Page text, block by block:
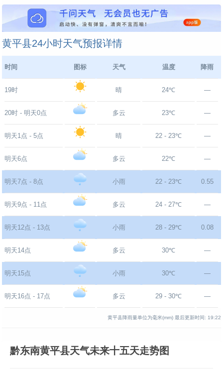
黄平县24小时天气预报详情
时间 图标 天气 温度 降雨
19时 晴 24℃ —
20时 - 明天0点 多云 23℃ —
明天1点 - 5点 晴 22 - 23℃ —
明天6点 多云 22℃ —
明天7点 - 8点 小雨 22 - 23℃ 0.55
明天9点 - 11点 多云 24 - 27℃ —
明天12点 - 13点 小雨 28 - 29℃ 0.08
明天14点 多云 30℃ —
明天15点 小雨 30℃ —
明天16点 - 17点 多云 29 - 30℃ —
黄平县降雨量单位为毫米(mm) 最后更新时间: 19:22
黔东南黄平县天气未来十五天走势图